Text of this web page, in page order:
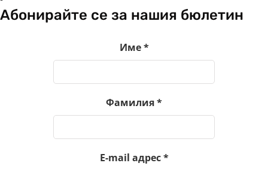
Абонирайте се за нашия бюлетин
Име*
Фамилия*
E-mail адрес*